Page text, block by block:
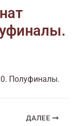
Полуфиналы.
ДАЛЕЕ